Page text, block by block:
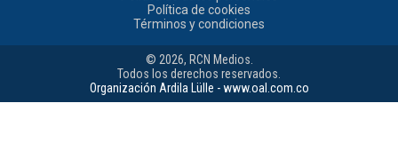
Política de cookies
Términos y condiciones
© 2026, RCN Medios.
Todos los derechos reservados.
Organización Ardila Lülle - www.oal.com.co